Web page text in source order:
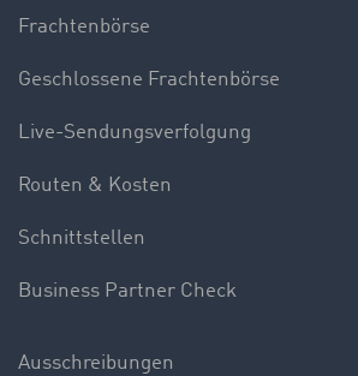
Frachtenbörse
Geschlossene Frachtenbörse
Live-Sendungsverfolgung
Routen & Kosten
Schnittstellen
Business Partner Check
Ausschreibungen